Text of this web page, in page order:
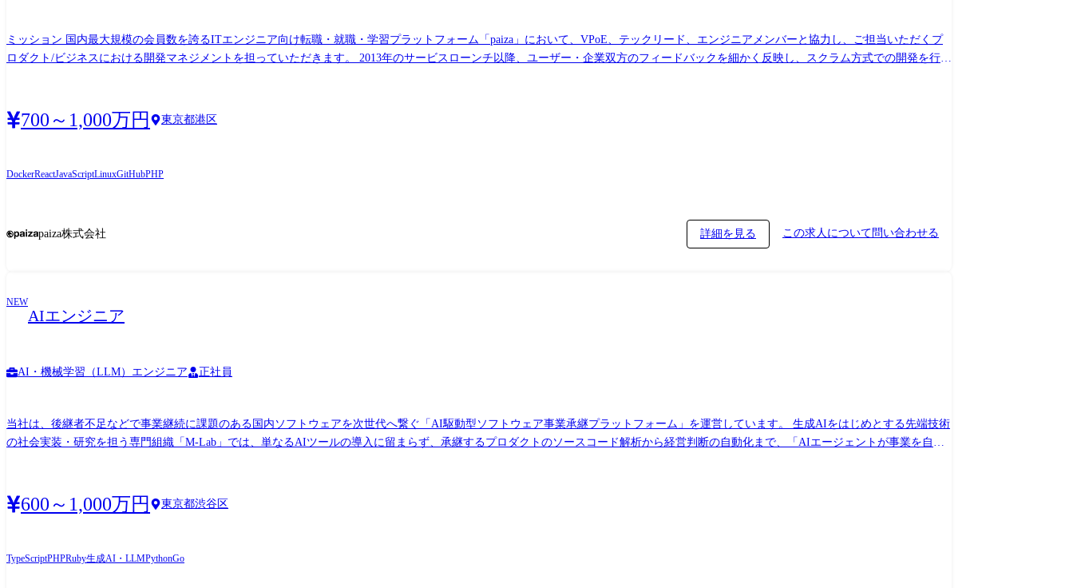
ミッション 国内最大規模の会員数を誇るITエンジニア向け転職・就職・学習プラットフォーム「paiza」において、VPoE、テックリード、エンジニアメンバーと協力し、ご担当いただくプ
ロダクト/ビジネスにおける開発マネジメントを担っていただきます。 2013年のサービスローンチ以降、ユーザー・企業双方のフィードバックを細かく反映し、スクラム方式での開発を行っ
すべく、担当チームをまとめ、メンバーの成長と事業の成長を実現させるポジションとなっています。 業務内容 ●システム開発体制の構築 ●担当チームメンバーのマネジメント(1on1、評
価、チームビルディング) ●要件の取りまとめから開発、リリースまでの業務 ※業務の変更範囲:会社の定める業務 技術環境 言語・フレームワーク: Ruby on Rails(Ruby), jQuery(JavaScript),
発手法: アジャイル、スクラム
700～1,000万円 東京都港区
DockerReactJavaScriptLinuxGitHubPHP
paiza株式会社 詳細を見る この求人について問い合わせる
NEW
AIエンジニア
AI・機械学習（LLM）エンジニア 正社員
当社は、後継者不足などで事業継続に課題のある国内ソフトウェアを次世代へ繋ぐ「AI駆動型ソフトウェア事業承継プラットフォーム」を運営しています。 生成AIをはじめとする先端技術
の社会実装・研究を担う専門組織「M-Lab」では、単なるAIツールの導入に留まらず、承継するプロダクトのソースコード解析から経営判断の自動化まで、「AIエージェントが事業を自律
度RAGの開発: 現場の暗黙知(非構造化データ)を構造化し、GraphRAGやHybrid Searchを用いた高精度な知識検索基盤の設計・実装。 業務特化型Agentの開発: 特定ドメインに最適化したプロ
ンプトエンジニアリング、およびLLMのFine-tuningによる業務自動化ツールの開発。 ●AIによる事業運営・経営の自律化 マルチエージェントシステムの構築: 意思決定から実行までを自律
入コンサルティング。
600～1,000万円 東京都渋谷区
TypeScriptPHPRuby生成AI・LLMPythonGo